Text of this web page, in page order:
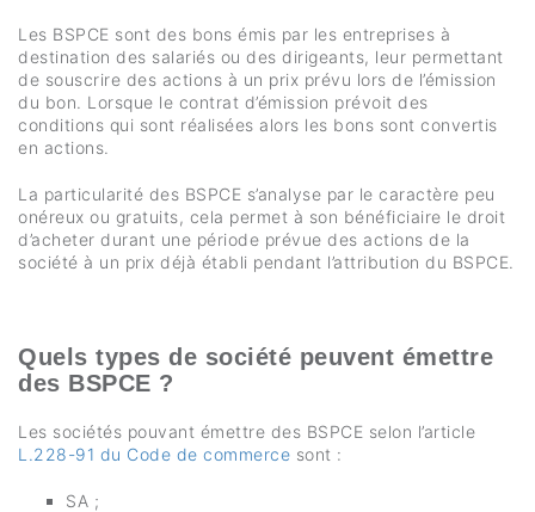
Les BSPCE sont des bons émis par les entreprises à
destination des salariés ou des dirigeants, leur permettant
de souscrire des actions à un prix prévu lors de l’émission
du bon. Lorsque le contrat d’émission prévoit des
conditions qui sont réalisées alors les bons sont convertis
en actions.
La particularité des BSPCE s’analyse par le caractère peu
onéreux ou gratuits, cela permet à son bénéficiaire le droit
d’acheter durant une période prévue des actions de la
société à un prix déjà établi pendant l’attribution du BSPCE.
Quels types de société peuvent émettre
des BSPCE ?
Les sociétés pouvant émettre des BSPCE selon l’article
L.228-91 du Code de commerce sont :
SA ;